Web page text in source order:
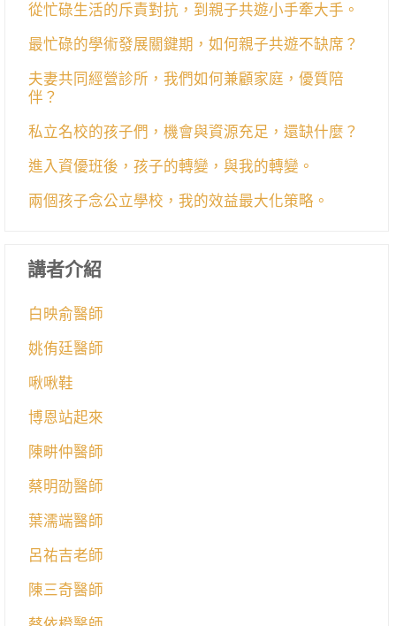
從忙碌生活的斥責對抗，到親子共遊小手牽大手。
最忙碌的學術發展關鍵期，如何親子共遊不缺席？
夫妻共同經營診所，我們如何兼顧家庭，優質陪
伴？
私立名校的孩子們，機會與資源充足，還缺什麼？
進入資優班後，孩子的轉變，與我的轉變。
兩個孩子念公立學校，我的效益最大化策略。
講者介紹
白映俞醫師
姚侑廷醫師
啾啾鞋
博恩站起來
陳畊仲醫師
蔡明劭醫師
葉濡端醫師
呂祐吉老師
陳三奇醫師